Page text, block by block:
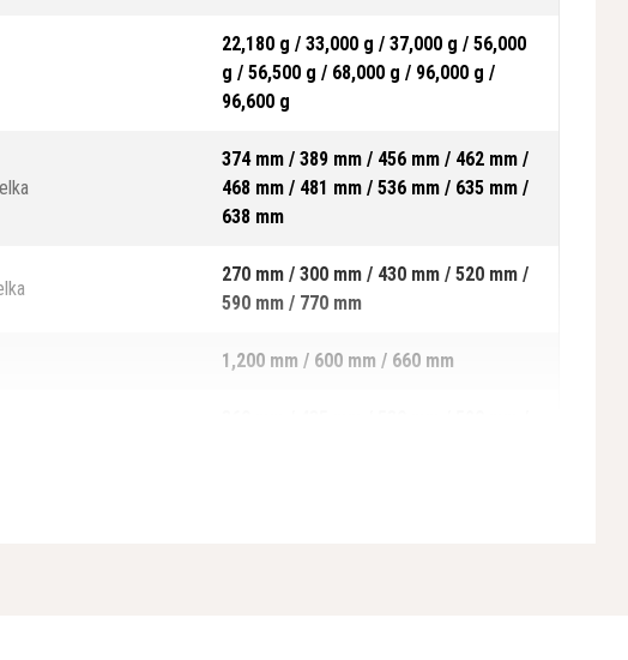
22,180 g / 33,000 g / 37,000 g / 56,000
g / 56,500 g / 68,000 g / 96,000 g /
96,600 g
374 mm / 389 mm / 456 mm / 462 mm /
468 mm / 481 mm / 536 mm / 635 mm /
638 mm
270 mm / 300 mm / 430 mm / 520 mm /
590 mm / 770 mm
1,200 mm / 600 mm / 660 mm